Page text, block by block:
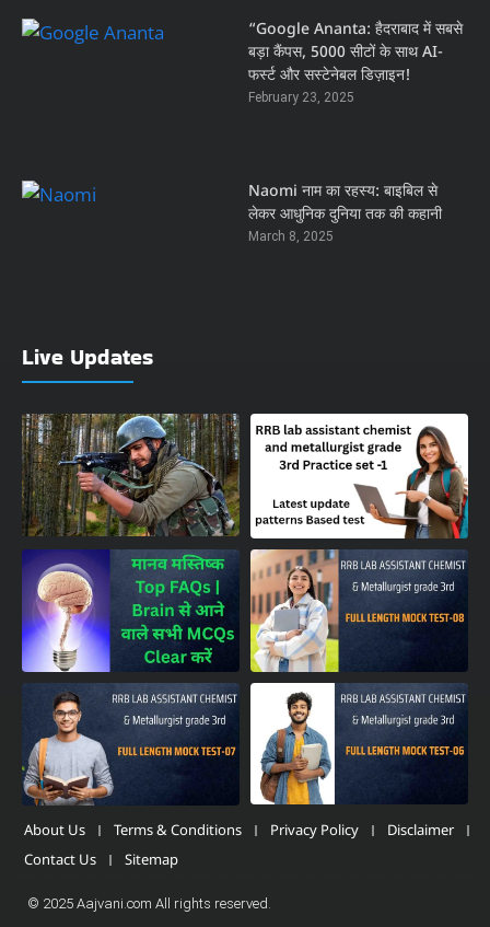
“Google Ananta: हैदराबाद में सबसे
बड़ा कैंपस, 5000 सीटों के साथ AI-
फर्स्ट और सस्टेनेबल डिज़ाइन!
February 23, 2025
Naomi नाम का रहस्य: बाइबिल से
लेकर आधुनिक दुनिया तक की कहानी
March 8, 2025
Live Updates
About Us Terms & Conditions Privacy Policy
Disclaimer
Contact Us
Sitemap
© 2025 Aajvani.com All rights reserved.